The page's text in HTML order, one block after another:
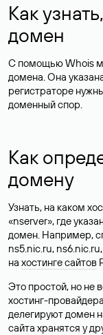
Как
домен
С помощью Whois
домена. Она
регистраторе
доменный спор.
Как
домену
Узнать, на каком
«nserver», где
домен. Например,
ns5.nic.ru,
на хостинге сайтов
Это простой, но не
хостинг-
делегируют домен
сайта хранятся у